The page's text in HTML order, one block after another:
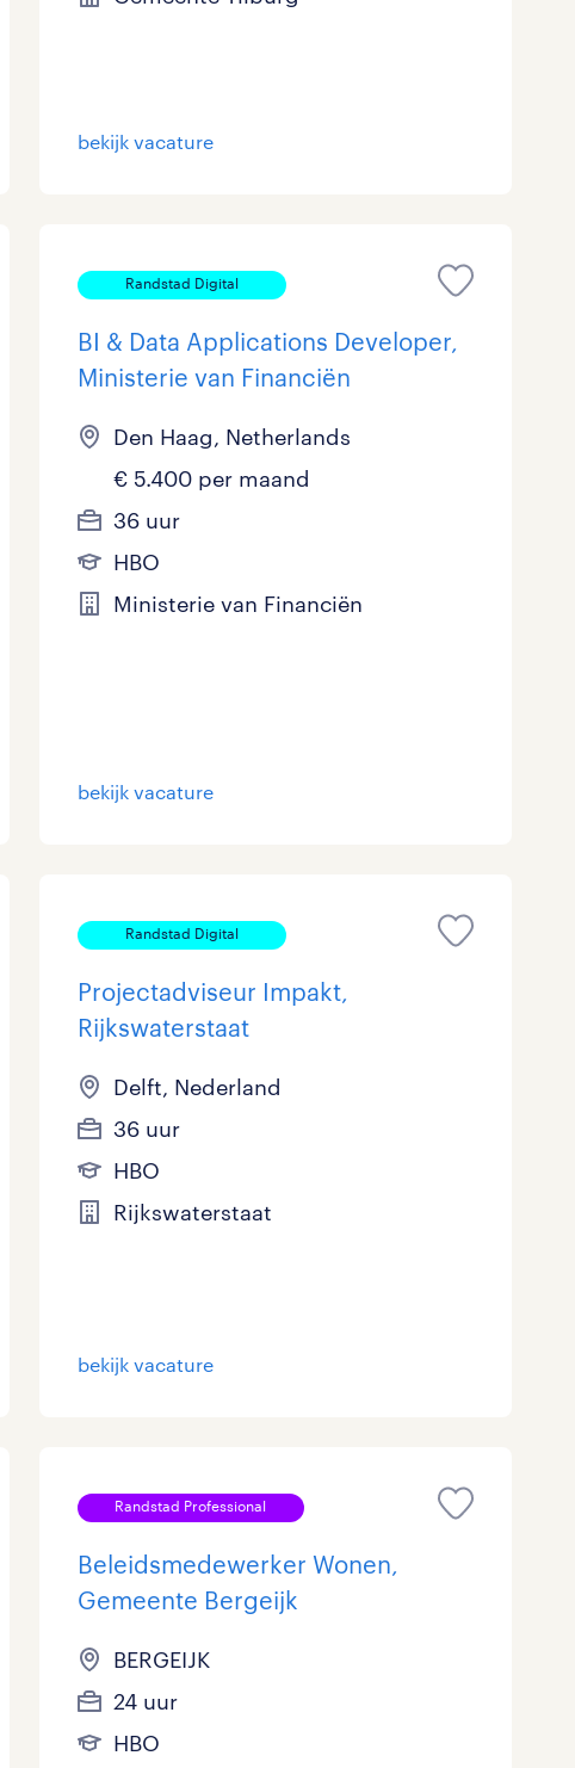
Schoonmaak 23
bekijk vacature
Randstad Digital
BI & Data Applications Developer,
Ministerie van Financiën
Den Haag, Netherlands
€ 5.400 per maand
36 uur
HBO
Ministerie van Financiën
bekijk vacature
Randstad Digital
Projectadviseur Impakt,
Rijkswaterstaat
Delft, Nederland
36 uur
HBO
Rijkswaterstaat
bekijk vacature
Randstad Professional
Beleidsmedewerker Wonen,
Gemeente Bergeijk
BERGEIJK
24 uur
HBO